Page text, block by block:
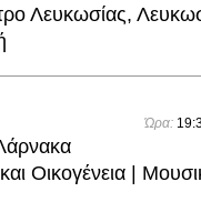
Λευκωσίας,
Ώρα:
Οικογένεια |